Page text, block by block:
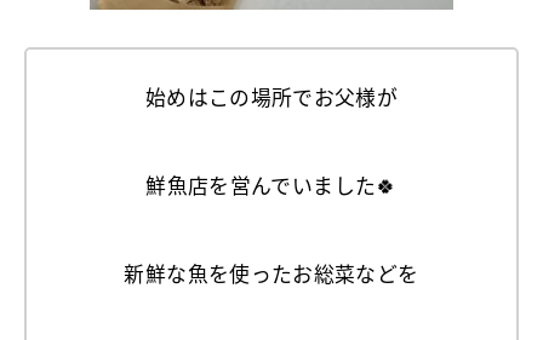
始めはこの場所でお父様が
鮮魚店を営んでいました🍀
新鮮な魚を使ったお総菜などを